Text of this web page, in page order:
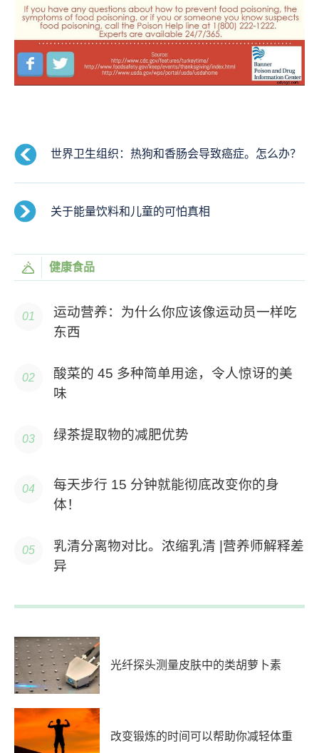
世界卫生组织：热狗和香肠会导致癌症。怎么办？
关于能量饮料和儿童的可怕真相
健康食品
运动营养：为什么你应该像运动员一样吃
东西
酸菜的 45 多种简单用途，令人惊讶的美
味
绿茶提取物的减肥优势
每天步行 15 分钟就能彻底改变你的身
体！
乳清分离物对比。浓缩乳清 |营养师解释差
异
光纤探头测量皮肤中的类胡萝卜素
改变锻炼的时间可以帮助你减轻体重